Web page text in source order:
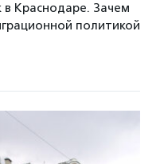
в Краснодаре. Зачем
политикой